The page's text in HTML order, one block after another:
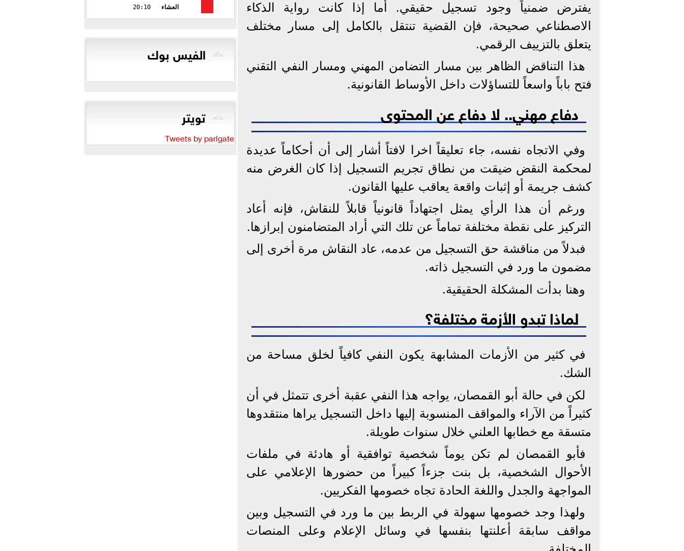
يفترض ضمنياً وجود تسجيل حقيقي. أما إذا كانت رواية الذكاء
الاصطناعي صحيحة، فإن القضية تنتقل بالكامل إلى مسار مختلف
يتعلق بالتزييف الرقمي.
هذا التناقض الظاهر بين مسار التضامن المهني ومسار النفي التقني
فتح باباً واسعاً للتساؤلات داخل الأوساط القانونية.
دفاع مهني.. لا دفاع عن المحتوى
وفي الاتجاه نفسه، جاء تعليقاً اخرا لافتاً أشار إلى أن أحكاماً عديدة
لمحكمة النقض ضيقت من نطاق تجريم التسجيل إذا كان الغرض منه
كشف جريمة أو إثبات واقعة يعاقب عليها القانون.
ورغم أن هذا الرأي يمثل اجتهاداً قانونياً قابلاً للنقاش، فإنه أعاد
التركيز على نقطة مختلفة تماماً عن تلك التي أراد المتضامنون إبرازها.
فبدلاً من مناقشة حق التسجيل من عدمه، عاد النقاش مرة أخرى إلى
مضمون ما ورد في التسجيل ذاته.
وهنا بدأت المشكلة الحقيقية.
لماذا تبدو الأزمة مختلفة؟
في كثير من الأزمات المشابهة يكون النفي كافياً لخلق مساحة من
الشك.
لكن في حالة أبو القمصان، يواجه هذا النفي عقبة أخرى تتمثل في أن
كثيراً من الآراء والمواقف المنسوبة إليها داخل التسجيل يراها منتقدوها
متسقة مع خطابها العلني خلال سنوات طويلة.
فأبو القمصان لم تكن يوماً شخصية توافقية أو هادئة في ملفات
الأحوال الشخصية، بل بنت جزءاً كبيراً من حضورها الإعلامي على
المواجهة والجدل واللغة الحادة تجاه خصومها الفكريين.
ولهذا وجد خصومها سهولة في الربط بين ما ورد في التسجيل وبين
مواقف سابقة أعلنتها بنفسها في وسائل الإعلام وعلى المنصات
العشاء
20:10
الفيس بوك
تويتر
Tweets by parlgate